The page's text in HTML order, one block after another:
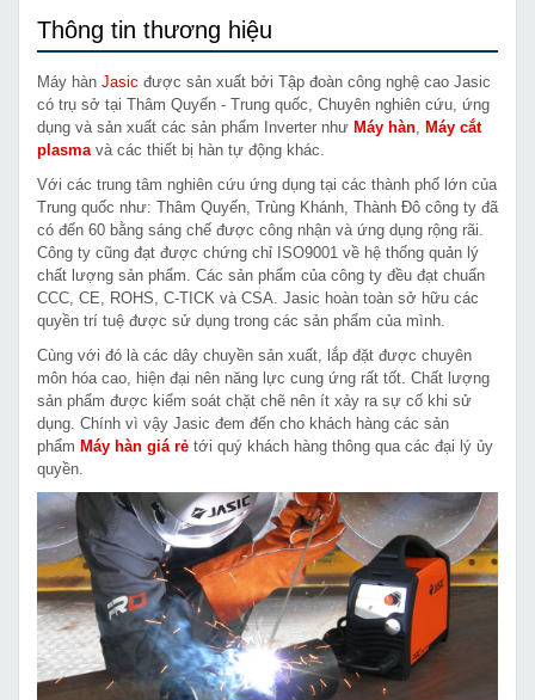
Thông tin thương hiệu
Máy hàn Jasic được sản xuất bởi Tập đoàn công nghệ cao Jasic
có trụ sở tại Thâm Quyến - Trung quốc, Chuyên nghiên cứu, ứng
dụng và sản xuất các sản phẩm Inverter như Máy hàn
Máy cắt
plasma và các thiết bị hàn tự động khác.
Với các trung tâm nghiên cứu ứng dụng tại các thành phố lớn của
Trung quốc như: Thâm Quyến, Trùng Khánh, Thành Đô công ty đã
có đến 60 bằng sáng chế được công nhận và ứng dụng rộng rãi.
Công ty cũng đạt được chứng chỉ ISO9001 về hệ thống quản lý
chất lượng sản phẩm. Các sản phẩm của công ty đều đạt chuẩn
CCC, CE, ROHS, C-TICK và CSA. Jasic hoàn toàn sở hữu các
quyền trí tuệ được sử dụng trong các sản phẩm của mình.
Cùng với đó là các dây chuyền sản xuất, lắp đặt được chuyên
môn hóa cao, hiện đại nên năng lực cung ứng rất tốt. Chất lượng
sản phẩm được kiểm soát chặt chẽ nên ít xảy ra sự cố khi sử
dụng. Chính vì vậy Jasic đem đến cho khách hàng các sản
phẩm Máy hàn giá rẻ tới quý khách hàng thông qua các đại lý ủy
quyền.